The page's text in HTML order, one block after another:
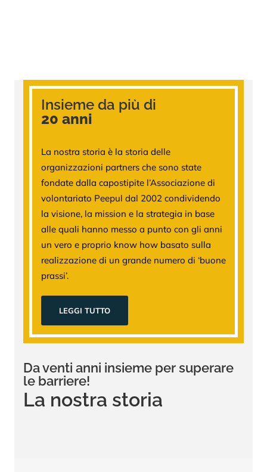
Insieme da più di
20 anni
La nostra storia è la storia delle
organizzazioni partners che sono state
fondate dalla capostipite l’Associazione di
volontariato Peepul dal 2002 condividendo
la visione, la mission e la strategia in base
alle quali hanno messo a punto con gli anni
un vero e proprio know how basato sulla
realizzazione di un grande numero di ‘buone
prassi’.
LEGGI TUTTO
Da venti anni insieme per superare
le barriere!
La nostra storia